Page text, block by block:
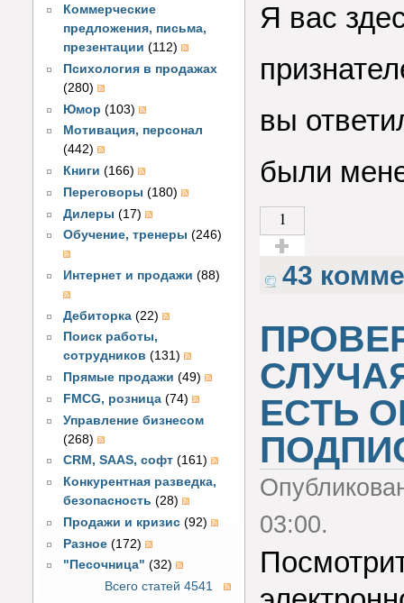
Коммерческие
предложения, письма,
презентации (112)
Психология в продажах
(280)
Юмор (103)
Мотивация, персонал
(442)
Книги (166)
Переговоры (180)
Дилеры (17)
Обучение, тренеры (246)
Интернет и продажи (88)
Дебиторка (22)
Поиск работы,
сотрудников (131)
Прямые продажи (49)
FMCG, розница (74)
Управление бизнесом
(268)
CRM, SAAS, софт (161)
Конкурентная разведка,
безопасность (28)
Продажи и кризис (92)
Разное (172)
"Песочница" (32)
Всего статей 4541
Я вас
вы
были
1
Голос за!
43
ЕСТЬ
03:00.